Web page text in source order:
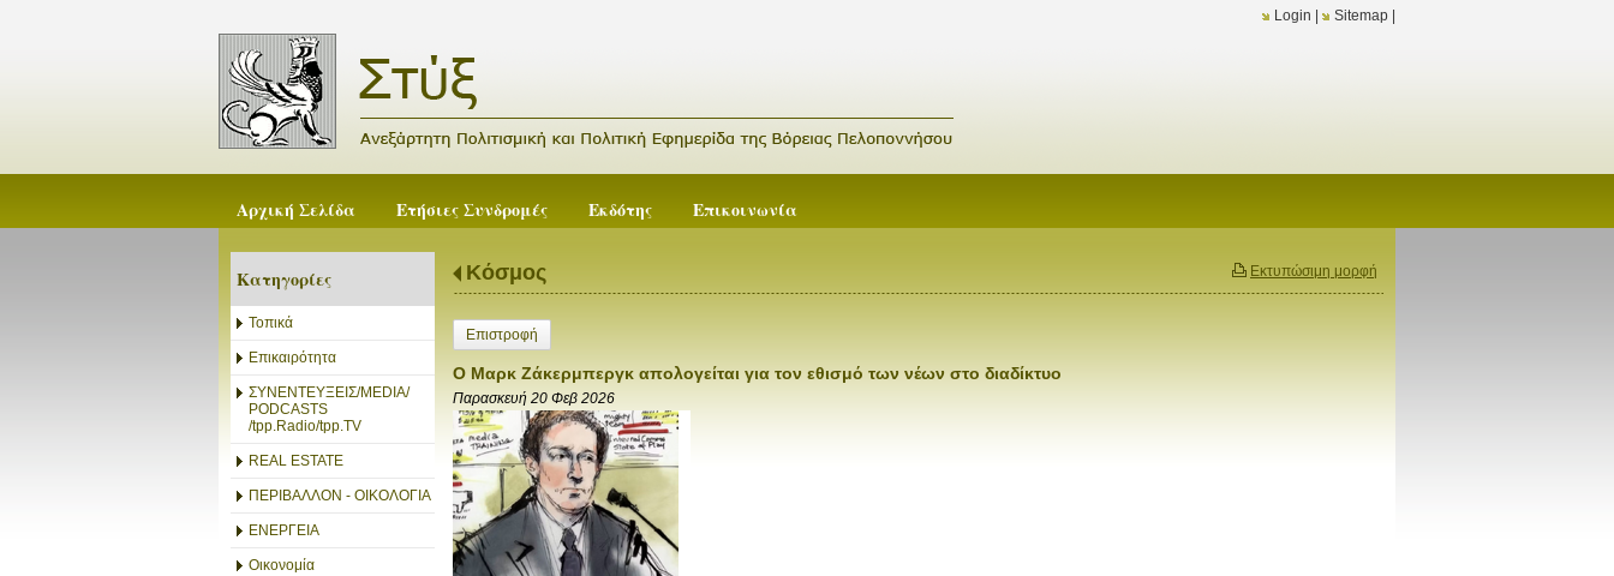
Login Sitemap
Αρχική Σελίδα Ετήσιες Συνδρομές Εκδότης Επικοινωνία
Κατηγορίες
Τοπικά
Επικαιρότητα
ΣΥΝΕΝΤΕΥΞΕΙΣ/MEDIA/
PODCASTS
/tpp.Radio/tpp.TV
REAL ESTATE
ΠΕΡΙΒΑΛΛΟΝ - ΟΙΚΟΛΟΓΙΑ
ΕΝΕΡΓΕΙΑ
Οικονομία
Εκτυπώσιμη μορφή
Κόσμος
Επιστροφή
Ο Μαρκ Ζάκερμπεργκ απολογείται για τον εθισμό των νέων στο διαδίκτυο
Παρασκευή 20 Φεβ 2026